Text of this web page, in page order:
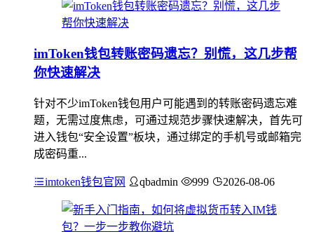
imToken钱包转账密码遗忘？别慌，这几步帮
你快速解决
针对不少imToken钱包用户可能遇到的转账密码遗忘难
题，无需过度焦虑，可通过规范步骤快速解决，首先可
进入钱包“安全设置”板块，通过绑定的手机号或邮箱完
成密码重...
imtoken钱包官网 qbadmin 999 2026-08-06